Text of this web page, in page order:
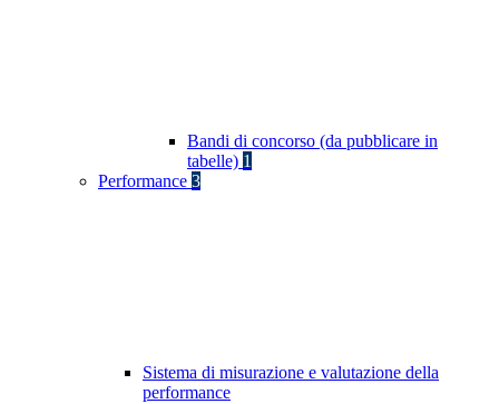
Bandi di concorso (da pubblicare in
tabelle) 1
Performance 3
Sistema di misurazione e valutazione della
performance